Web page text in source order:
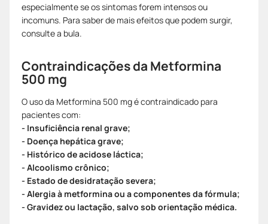
especialmente se os sintomas forem intensos ou
incomuns. Para saber de mais efeitos que podem surgir,
consulte a bula.
Contraindicações da Metformina
500 mg
O uso da Metformina 500 mg é contraindicado para
pacientes com:
- Insuficiência renal grave;
- Doença hepática grave;
- Histórico de acidose láctica;
- Alcoolismo crônico;
- Estado de desidratação severa;
- Alergia à metformina ou a componentes da fórmula;
- Gravidez ou lactação, salvo sob orientação médica.